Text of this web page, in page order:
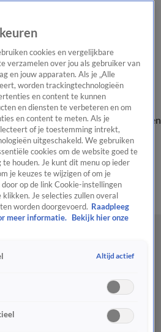
Uitzendingen Onze gezichten
In de
vragenKijkersvraag insturen
De OranjezomerShopUitzending
cookies en vergelijkbare
verzamelen over jou als gebruiker van
en jouw apparaten. Als je „Alle
worden trackingtechnologieën
en content te kunnen
en diensten te verbeteren en om
en content te meten. Als je
of je toestemming intrekt,
uitgeschakeld. We gebruiken
cookies om de website goed te
houden. Je kunt dit menu op ieder
je keuzes te wijzigen of om je
op de link Cookie-instellingen
Je selecties zullen overal
worden doorgevoerd. Raadpleeg
meer informatie.
Bekijk hier onze
Altijd actief